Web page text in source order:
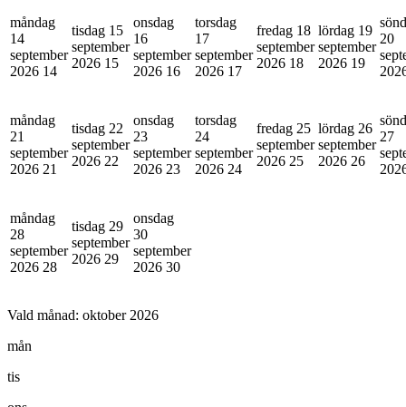
måndag
14
september
2026 14
tisdag 15
september
2026 15
onsdag
16
september
2026 16
torsdag
17
september
2026 17
fredag 18
september
2026 18
lördag 19
september
2026 19
20
måndag
21
september
2026 21
tisdag 22
september
2026 22
onsdag
23
september
2026 23
torsdag
24
september
2026 24
fredag 25
september
2026 25
lördag 26
september
2026 26
27
måndag
28
september
2026 28
tisdag 29
september
2026 29
onsdag
30
september
2026 30
Vald månad: oktober 2026
mån
tis